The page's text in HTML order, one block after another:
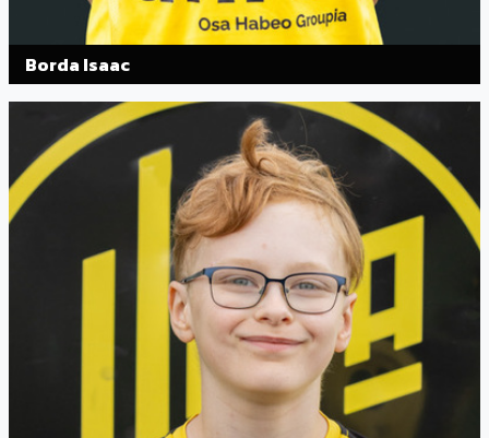
Borda Isaac